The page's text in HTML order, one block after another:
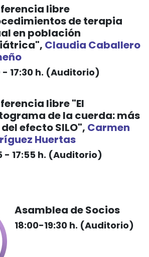
libre
de terapia
en población
Claudia Caballero
- 17:30 h. (Auditorio)
libre "El
de la cuerda: más
efecto SILO", Carmen
Huertas
- 17:55 h. (Auditorio)
Asamblea de Socios
18:00-19:30 h. (Auditorio)